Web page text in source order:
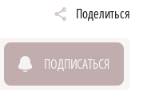
Поделиться
ПОДПИСАТЬСЯ